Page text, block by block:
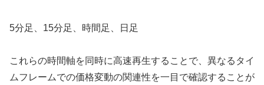
5分足、15分足、時間足、日足
これらの時間軸を同時に高速再生することで、異なるタイ
ムフレームでの価格変動の関連性を一目で確認することが